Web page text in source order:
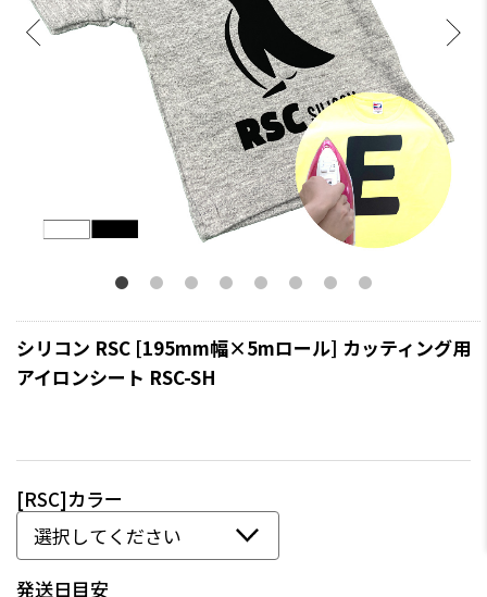
シリコン RSC [195mm幅×5mロール] カッティング用
アイロンシート RSC-SH
[RSC]カラー
発送日目安